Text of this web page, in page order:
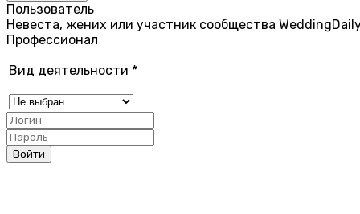
Пользователь
Невеста, жених или участник сообщества
Профессионал
Вид деятельности *